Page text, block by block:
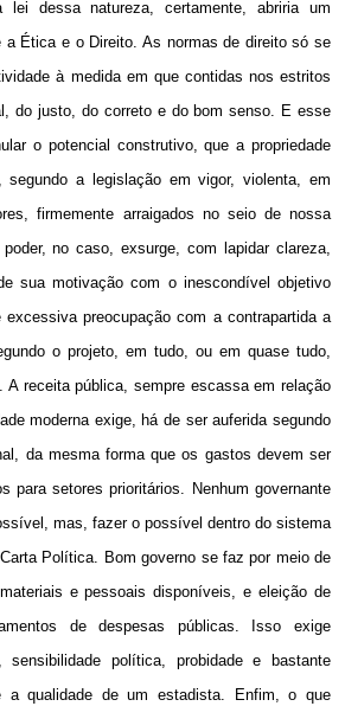
lei dessa natureza, certamente, abriria um
a Ética e o Direito. As normas de direito só se
à medida em que contidas nos estritos
do justo, do correto e do bom senso. E esse
o potencial construtivo, que a propriedade
segundo a legislação em vigor, violenta, em
firmemente arraigados no seio de nossa
no caso, exsurge, com lapidar clareza,
sua motivação com o inescondível objetivo
excessiva preocupação com a contrapartida a
o projeto, em tudo, ou em quase tudo,
A receita pública, sempre escassa em relação
moderna exige, há de ser auferida segundo
da mesma forma que os gastos devem ser
para setores prioritários. Nenhum governante
mas, fazer o possível dentro do sistema
Política. Bom governo se faz por meio de
e pessoais disponíveis, e eleição de
de despesas públicas. Isso exige
sensibilidade política, probidade e bastante
a qualidade de um estadista. Enfim, o que